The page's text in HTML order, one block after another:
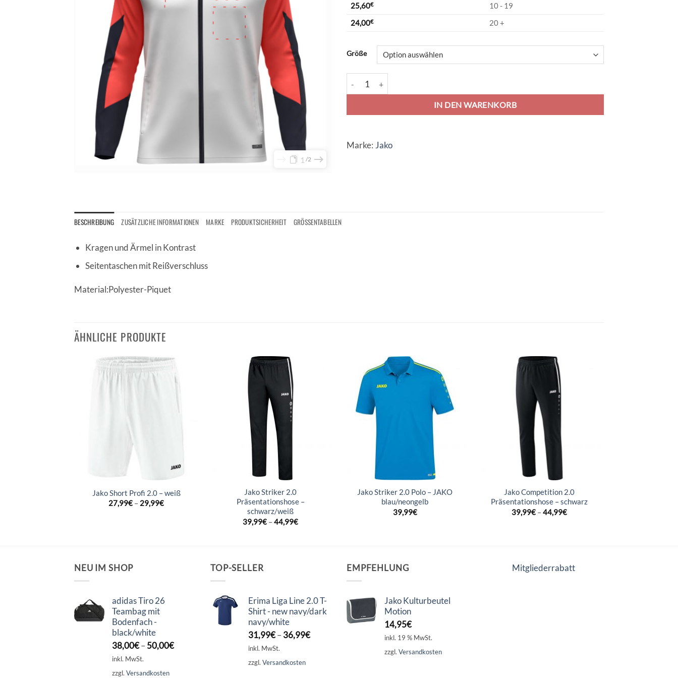
1 2
25,60€
10 - 19
24,00€ 20 +
Größe
Jako Dynamic Polyesterjacke - weiß/coral/marine Menge
IN DEN WARENKORB
Alternative:
Marke: Jako
BESCHREIBUNG ZUSÄTZLICHE INFORMATIONEN MARKE PRODUKTSICHERHEIT GRÖSSENTABELLEN
Kragen und Ärmel in Kontrast
Seitentaschen mit Reißverschluss
Material:Polyester-Piquet
ÄHNLICHE PRODUKTE
Jako Short Profi 2.0 – weiß
27,99€ – 29,99€
Jako Striker 2.0
Präsentationshose –
schwarz/weiß
39,99€ –44,99€
Jako Striker 2.0 Polo – JAKO
blau/neongelb
39,99€
Jako Competition 2.0
Präsentationshose – schwarz
39,99€–44,99€
NEU IM SHOP
adidas Tiro 26
Teambag mit
Bodenfach -
black/white
38,00€– 50,00€
inkl. MwSt.
zzgl. Versandkosten
TOP-SELLER
Erima Liga Line 2.0 T-
Shirt - new navy/dark
navy/white
31,99€– 36,99€
inkl. MwSt.
zzgl. Versandkosten
EMPFEHLUNG
Jako Kulturbeutel
Motion
14,95€
inkl. 19 % MwSt.
zzgl. Versandkosten
Mitgliederrabatt